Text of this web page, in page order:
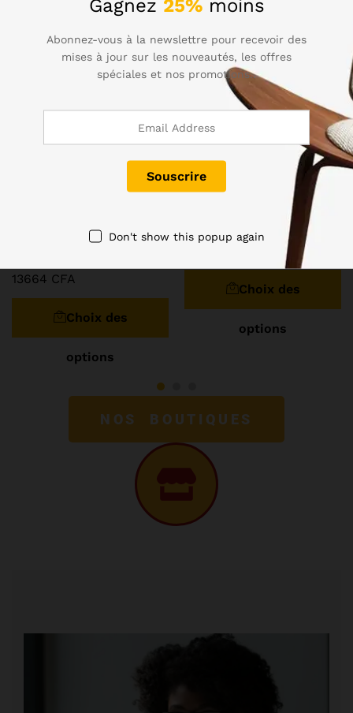
d’arrière-plan, tissu
d’arrière-plan fixe, paquet
13664 CFA
Choix des
options
12V Perceuse Sans Fil
Tournevis Électrique Mini
Sans Fil Puissance Pilote DC
Batterie Au Lithium-Ion
43450
Choix des
options
NOS BOUTIQUES
Gagnez 25% moins
Abonnez-vous à la newslettre pour recevoir des
mises à jour sur les nouveautés, les offres
spéciales et nos promotions..
Don't show this popup again